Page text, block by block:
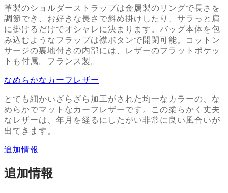
革製のショルダーストラップは金属製のリングで長さを
調節でき、お好きな長さで斜め掛けしたり、サラっと肩
に掛けるだけでオシャレに決まります。バッグ本体を包
み込むようなフラップは襟ボタンで開閉可能。コットン
サージの裏地付きの内部には、レザーのフラットポケッ
トも付属。フランス製。
なめらかなカーフレザー
とても細かいざらざら加工がされた均一なカラーの、な
めらかでマットなカーフレザーです。この柔らかく丈夫
なレザーは、年月を経るにしたがい非常に良い風合いが
出てきます。
追加情報
追加情報